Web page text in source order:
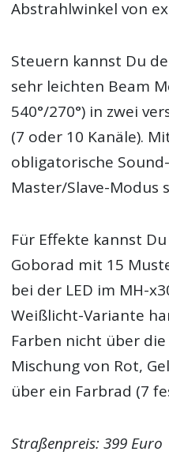
Abstrahlwinkel von
Steuern kannst Du
sehr leichten Beam
540°/270°) in zwei
(7 oder 10 Kanäle).
obligatorische
Master/Slave-Modus
Für Effekte kannst
Goborad mit 15
bei der LED im MH-
Weißlicht-Variante
Farben nicht über
Mischung von Rot,
über ein Farbrad (7
Straßenpreis: 399 Euro